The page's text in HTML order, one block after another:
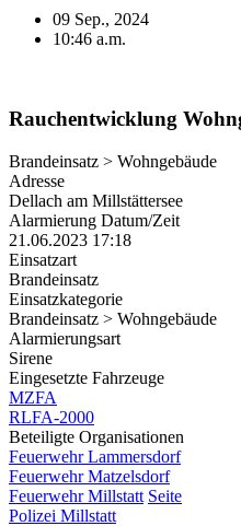
09 Sep., 2024
10:46 a.m.
Rauchentwicklung
Brandeinsatz > Wohngebäude
Adresse
Dellach am Millstättersee
Alarmierung Datum/Zeit
21.06.2023 17:18
Einsatzart
Brandeinsatz
Einsatzkategorie
Brandeinsatz > Wohngebäude
Alarmierungsart
Sirene
Eingesetzte Fahrzeuge
MZFA
RLFA-2000
Beteiligte Organisationen
Feuerwehr Lammersdorf
Feuerwehr Matzelsdorf
Feuerwehr Millstatt Seite
Polizei Millstatt